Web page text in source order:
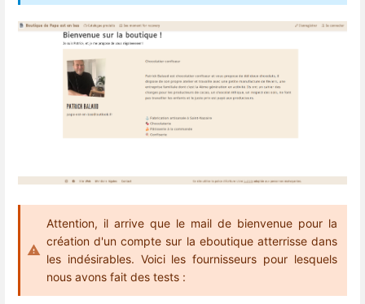
Attention, il arrive que le mail de bienvenue pour la
création d'un compte sur la eboutique atterrisse dans
les indésirables. Voici les fournisseurs pour lesquels
nous avons fait des tests :